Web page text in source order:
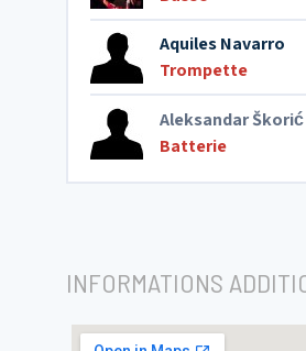
Aquiles Navarro
Trompette
Aleksandar Škorić
Batterie
INFORMATIONS